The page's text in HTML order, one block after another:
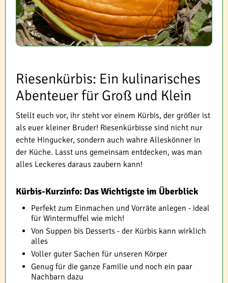
Riesenkürbis: Ein kulinarisches
Abenteuer für Groß und Klein
Stellt euch vor, ihr steht vor einem Kürbis, der größer ist
als euer kleiner Bruder! Riesenkürbisse sind nicht nur
echte Hingucker, sondern auch wahre Alleskönner in
der Küche. Lasst uns gemeinsam entdecken, was man
alles Leckeres daraus zaubern kann!
Kürbis-Kurzinfo: Das Wichtigste im Überblick
Perfekt zum Einmachen und Vorräte anlegen - ideal
für Wintermuffel wie mich!
Von Suppen bis Desserts - der Kürbis kann wirklich
alles
Voller guter Sachen für unseren Körper
Genug für die ganze Familie und noch ein paar
Nachbarn dazu